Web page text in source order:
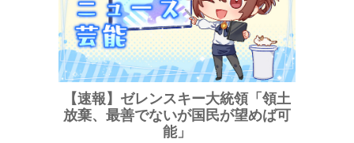
【速報】ゼレンスキー大統領「領土
放棄、最善でないが国民が望めば可
能」